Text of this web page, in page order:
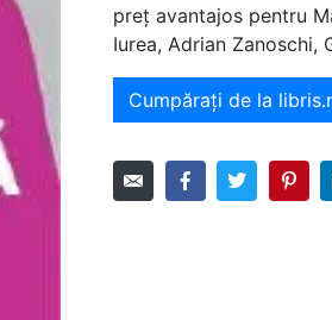
preț avantajos pentru
Iurea, Adrian Zanoschi,
Cumpărați de la